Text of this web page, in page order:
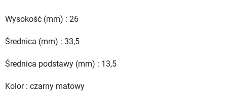
Wysokość (mm) : 26
Średnica (mm) : 33,5
Średnica podstawy (mm) : 13,5
Kolor : czarny matowy